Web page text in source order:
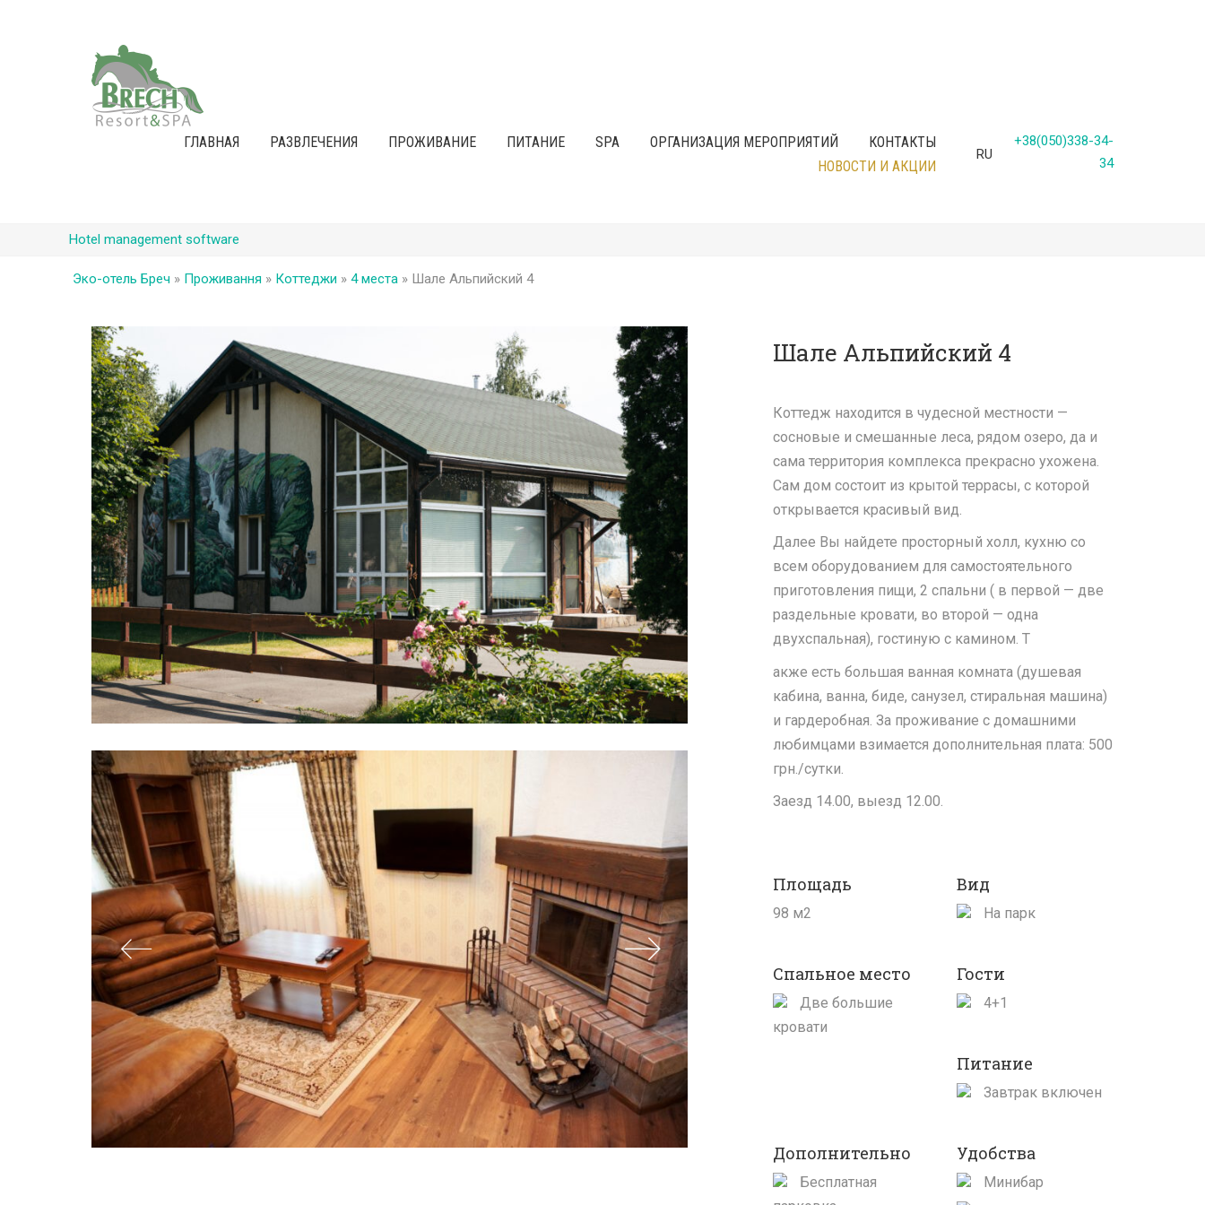
ГЛАВНАЯ РАЗВЛЕЧЕНИЯ ПРОЖИВАНИЕ ПИТАНИЕ SPA ОРГАНИЗАЦИЯ МЕРОПРИЯТИЙ
КОНТАКТЫ
НОВОСТИ И АКЦИИ
RU
+38(050)338-34-
34
Hotel management software
Эко-отель Бреч » Проживання » Коттеджи » 4 места» Шале Альпийский 4
Шале Альпийский 4
Коттедж находится в чудесной местности —
сосновые и смешанные леса, рядом озеро, да и
сама территория комплекса прекрасно ухожена.
Сам дом состоит из крытой террасы, с которой
открывается красивый вид.
Далее Вы найдете просторный холл, кухню со
всем оборудованием для самостоятельного
приготовления пищи, 2 спальни ( в первой — две
раздельные кровати, во второй — одна
двухспальная), гостиную с камином. Т
акже есть большая ванная комната (душевая
кабина, ванна, биде, санузел, стиральная машина)
и гардеробная. За проживание с домашними
любимцами взимается дополнительная плата: 500
грн./сутки.
Заезд 14.00, выезд 12.00.
Площадь
98 м2
Вид
На парк
Спальное место
Две большие
кровати
Гости
4+1
Питание
Завтрак включен
Дополнительно
Бесплатная
Удобства
Минибар